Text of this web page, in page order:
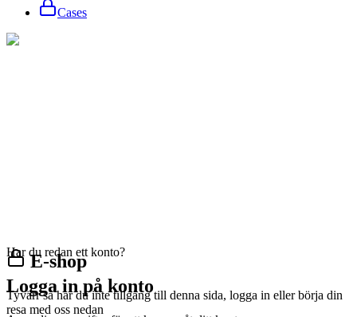
Cases
E-shop
Tyvärr så har du inte tillgång till denna sida, logga in eller börja din
resa med oss nedan
Har du redan ett konto?
Logga in på konto